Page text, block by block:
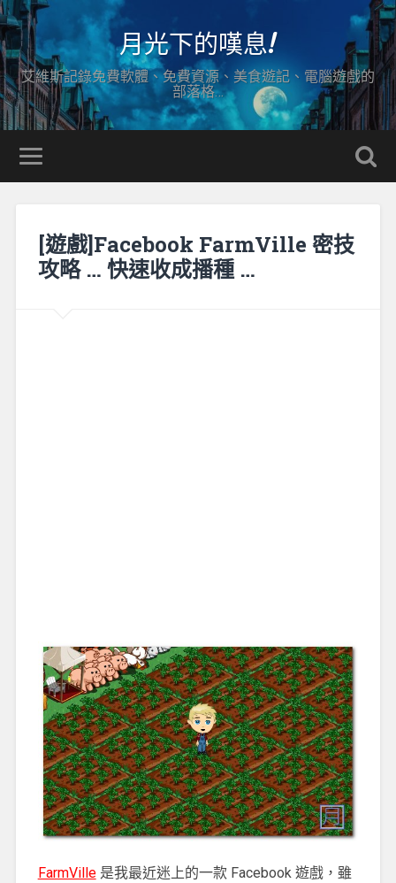
月光下的嘆息!
艾維斯記錄免費軟體、免費資源、美食遊記、電腦遊戲的
部落格…
[遊戲]Facebook FarmVille 密技
攻略 … 快速收成播種 …
FarmVille是我最近迷上的一款 Facebook 遊戲，雖